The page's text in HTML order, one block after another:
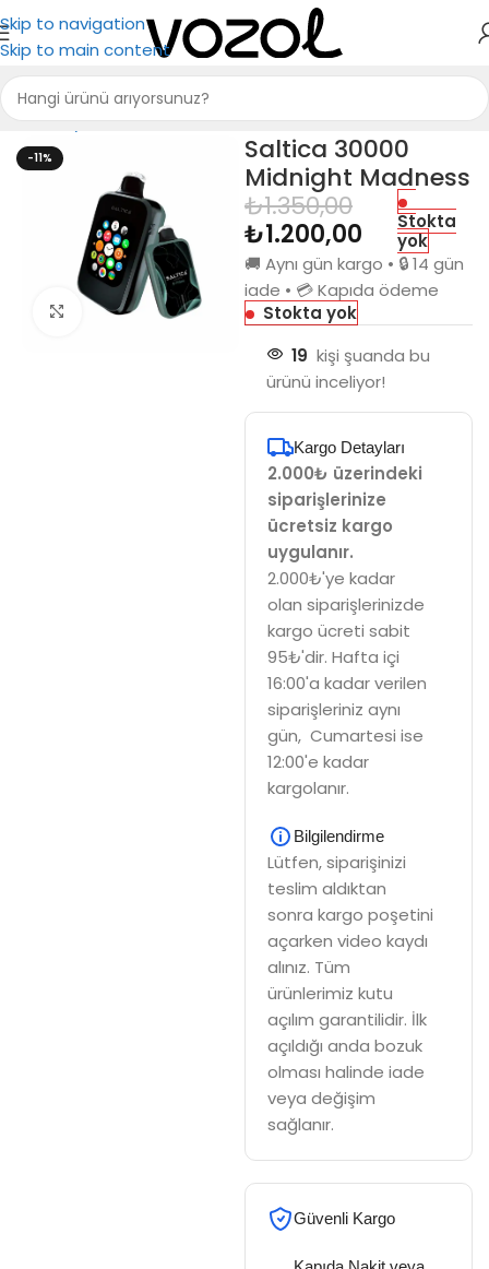
Skip to navigation
Skip to main content
Ana Sayfa Saltica Saltica 30000
-11%
Büyütmek için tıkla
Saltica 30000
Midnight Madness
₺1.350,00
₺1.200,00
Stokta
yok
🚚 Aynı gün kargo • 🔒 14 gün
iade • 💳 Kapıda ödeme
Stokta yok
19 kişi şuanda bu
ürünü inceliyor!
Kargo Detayları
2.000₺ üzerindeki
siparişlerinize
ücretsiz kargo
uygulanır.
2.000₺'ye kadar
olan siparişlerinizde
kargo ücreti sabit
95₺'dir. Hafta içi
16:00'a kadar verilen
siparişleriniz aynı
gün, Cumartesi ise
12:00'e kadar
kargolanır.
Bilgilendirme
Lütfen, siparişinizi
teslim aldıktan
sonra kargo poşetini
açarken video kaydı
alınız. Tüm
ürünlerimiz kutu
açılım garantilidir. İlk
açıldığı anda bozuk
olması halinde iade
veya değişim
sağlanır.
Güvenli Kargo